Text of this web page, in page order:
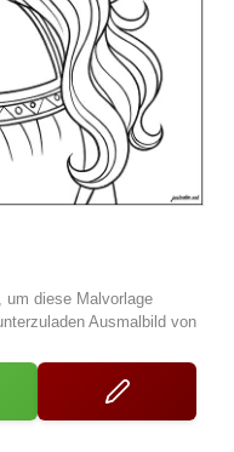
um diese Malvorlage
Ausmalbild von